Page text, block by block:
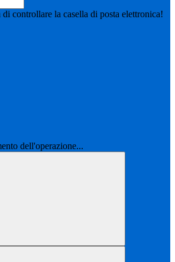
controllare la casella di posta elettronica!
dell'operazione...